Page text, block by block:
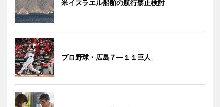
米イスラエル船舶の航行禁止検討
プロ野球・広島７―１１巨人